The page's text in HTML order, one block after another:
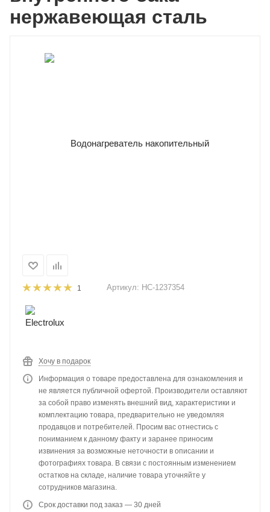
нержавеющая сталь
1 Артикул: НС-1237354
Хочу в подарок
Информация о товаре предоставлена для ознакомления и
не является публичной офертой. Производители оставляют
за собой право изменять внешний вид, характеристики и
комплектацию товара, предварительно не уведомляя
продавцов и потребителей. Просим вас отнестись с
пониманием к данному факту и заранее приносим
извинения за возможные неточности в описании и
фотографиях товара. В связи с постоянным изменением
остатков на складе, наличие товара уточняйте у
сотрудников магазина.
Срок доставки под заказ — 30 дней